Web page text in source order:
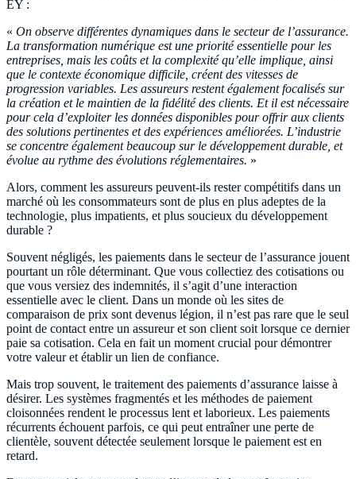
EY :
« On observe différentes dynamiques dans le secteur de l’assurance.
La transformation numérique est une priorité essentielle pour les
entreprises, mais les coûts et la complexité qu’elle implique, ainsi
que le contexte économique difficile, créent des vitesses de
progression variables. Les assureurs restent également focalisés sur
la création et le maintien de la fidélité des clients. Et il est nécessaire
pour cela d’exploiter les données disponibles pour offrir aux clients
des solutions pertinentes et des expériences améliorées. L’industrie
se concentre également beaucoup sur le développement durable, et
évolue au rythme des évolutions réglementaires. »
Alors, comment les assureurs peuvent-ils rester compétitifs dans un
marché où les consommateurs sont de plus en plus adeptes de la
technologie, plus impatients, et plus soucieux du développement
durable ?
Souvent négligés, les paiements dans le secteur de l’assurance jouent
pourtant un rôle déterminant. Que vous collectiez des cotisations ou
que vous versiez des indemnités, il s’agit d’une interaction
essentielle avec le client. Dans un monde où les sites de
comparaison de prix sont devenus légion, il n’est pas rare que le seul
point de contact entre un assureur et son client soit lorsque ce dernier
paie sa cotisation. Cela en fait un moment crucial pour démontrer
votre valeur et établir un lien de confiance.
Mais trop souvent, le traitement des paiements d’assurance laisse à
désirer. Les systèmes fragmentés et les méthodes de paiement
cloisonnées rendent le processus lent et laborieux. Les paiements
récurrents échouent parfois, ce qui peut entraîner une perte de
clientèle, souvent détectée seulement lorsque le paiement est en
retard.